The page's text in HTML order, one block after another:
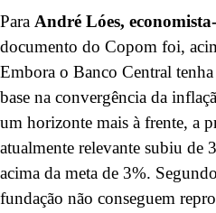
Para André Lóes,
documento do Copom foi,
Embora o Banco Central
base na convergência da
um horizonte mais à frente, a
atualmente relevante subiu de
acima da meta de 3%.
fundação não conseguem